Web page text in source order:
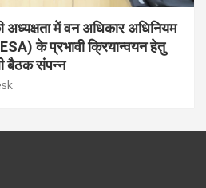
अध्यक्षता में वन अधिकार अधिनियम
के प्रभावी क्रियान्वयन हेतु
बैठक संपन्न